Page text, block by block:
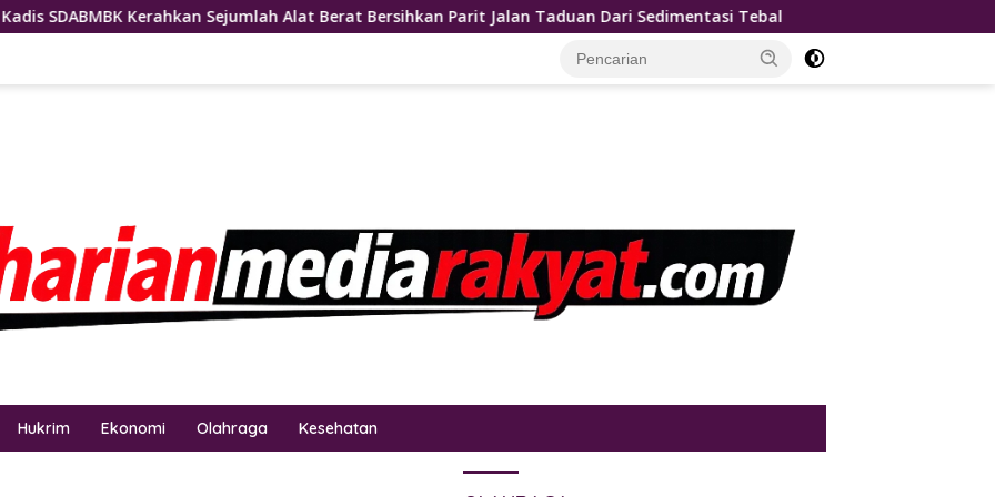
Sejumlah Alat Berat Bersihkan Parit Jalan Taduan Dari Sedimentasi Tebal Kapolres Binjai ajak PJU Safari Salat
Hukrim Ekonomi Olahraga Kesehatan